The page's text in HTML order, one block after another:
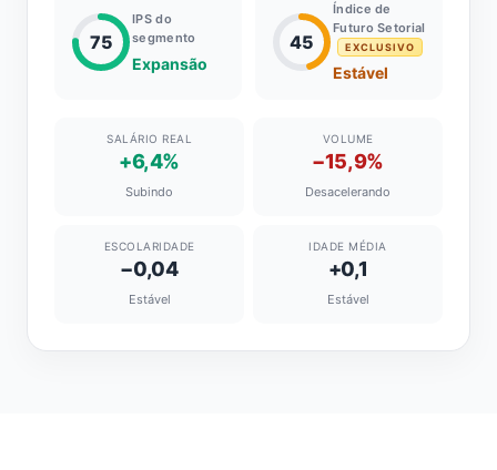
75
IPS do
segmento
Expansão
45
Índice de
Futuro Setorial
EXCLUSIVO
Estável
SALÁRIO REAL
+6,4%
Subindo
VOLUME
−15,9%
Desacelerando
ESCOLARIDADE
−0,04
Estável
IDADE MÉDIA
+0,1
Estável